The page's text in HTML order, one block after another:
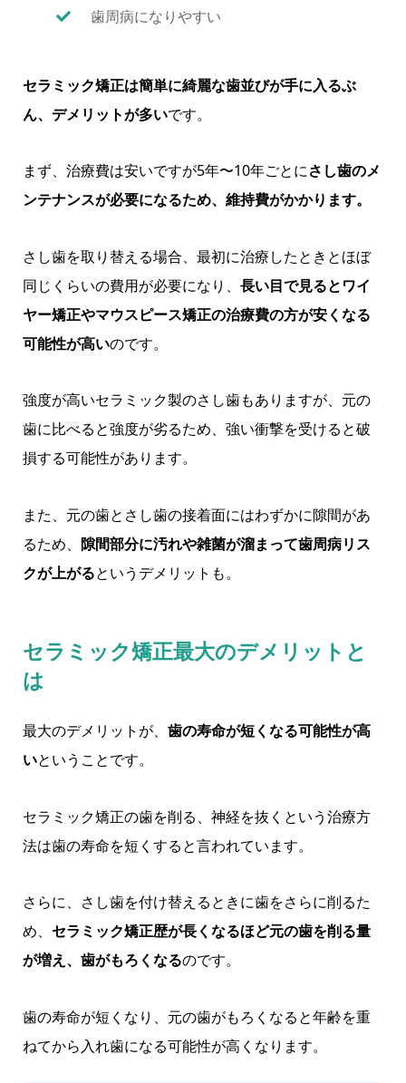
歯周病になりやすい
セラミック矯正は簡単に綺麗な歯並びが手に入るぶ
ん、デメリットが多いです。
まず、治療費は安いですが5年〜10年ごとにさし歯のメ
ンテナンスが必要になるため、維持費がかかります。
さし歯を取り替える場合、最初に治療したときとほぼ
同じくらいの費用が必要になり、 長い目で見るとワイ
ヤー矯正やマウスピース矯正の治療費の方が安くなる
可能性が高いのです。
強度が高いセラミック製のさし歯もありますが、元の
歯に比べると強度が劣るため、強い衝撃を受けると破
損する可能性があります。
また、元の歯とさし歯の接着面にはわずかに隙間があ
るため、 隙間部分に汚れや雑菌が溜まって歯周病リス
クが上がるというデメリットも。
セラミック矯正最大のデメリットと
は
最大のデメリットが、 歯の寿命が短くなる可能性が高
いということです。
セラミック矯正の歯を削る、神経を抜くという治療方
法は歯の寿命を短くすると言われています。
さらに、さし歯を付け替えるときに歯をさらに削るた
め、 セラミック矯正歴が長くなるほど元の歯を削る量
が増え、歯がもろくなるのです。
歯の寿命が短くなり、元の歯がもろくなると年齢を重
ねてから入れ歯になる可能性が高くなります。